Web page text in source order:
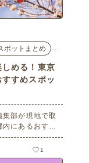
ポットまとめ
める！東京
すめスポッ
集部が現地で取
にあるおすす
５選紹介しま
もちろんのこと
設備面について
1